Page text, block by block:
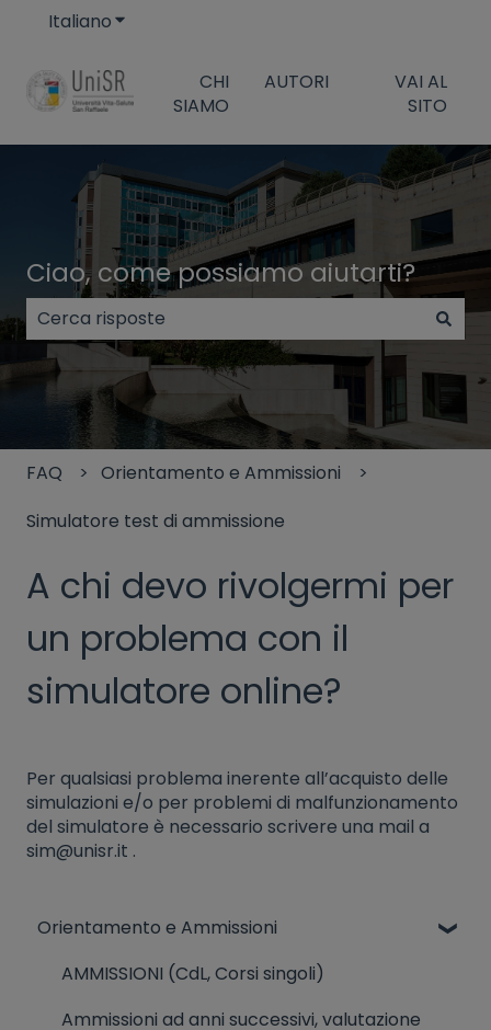
ItalianoMostra sottomenu per le traduzioni
CHI
SIAMO
AUTORI
VAI AL
SITO
Ciao, come possiamo aiutarti?
Non sono presenti suggerimenti perché il campo
FAQ
Orientamento e Ammissioni
Simulatore test di ammissione
A chi devo rivolgermi per
un problema con il
simulatore online?
Per qualsiasi problema inerente all’acquisto delle
simulazioni e/o per problemi di malfunzionamento
del simulatore è necessario scrivere una mail a
sim@unisr.it .
Orientamento e Ammissioni
AMMISSIONI (CdL, Corsi singoli)
Ammissioni ad anni successivi, valutazione